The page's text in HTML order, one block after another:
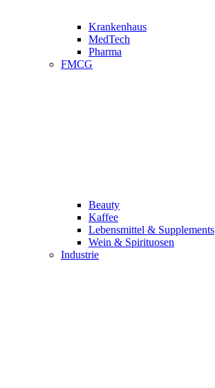
Krankenhaus
MedTech
Pharma
FMCG
Beauty
Kaffee
Lebensmittel & Supplements
Wein & Spirituosen
Industrie